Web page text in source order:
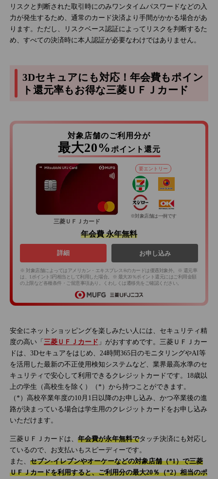
リスクと判断された取引時にのみワンタイムパスワードなどの入
力が発生するため、通常のカード決済より手間がかかる場合があ
ります。ただし、リスクベース認証によってリスクを判断するた
め、すべての決済時に本人認証が必要なわけではありません。
3Dセキュアにも対応！年会費もポイン
ト還元率もお得な三菱ＵＦＪカード
対象店舗のご利用分が
最大20% ポイント還元
三菱ＵＦＪカード
要エントリー
※対象店舗は一例です
年会費 永年無料
詳細 お申し込み
※ 対象店舗によってはアメリカン・エキスプレス®のカードは優遇対象外。※ 還元率
は、1ポイント5円相当として利用した場合。※ 最大20％ポイント還元にはご利用金額
の上限など各種条件・ご留意事項あり。くわしくは遷移先をご確認ください。
安全にネットショッピングを楽しみたい人には、セキュリティ精
度の高い「 三菱ＵＦＪカード 」がおすすめです。三菱ＵＦＪカー
ドは、3Dセキュアをはじめ、24時間365日のモニタリングやAI等
を活用した最新の不正使用検知システムなど、業界最高水準のセ
キュリティで安心して利用できるクレジットカードです。18歳以
上の学生（高校生を除く）（*）から持つことができます。
（*）高校卒業年度の10月1日以降のお申し込み、かつ卒業後の進
路が決まっている場合は学生用のクレジットカードをお申し込み
いただけます。
三菱ＵＦＪカードは、 年会費が永年無料でタッチ決済にも対応し
ているので、お支払いもスピーディーです。
また、 セブン‐イレブンやオーケーなどの対象店舗（*1）で三菱
ＵＦＪカードを利用すると、ご利用分の最大20％（*2）相当のポ